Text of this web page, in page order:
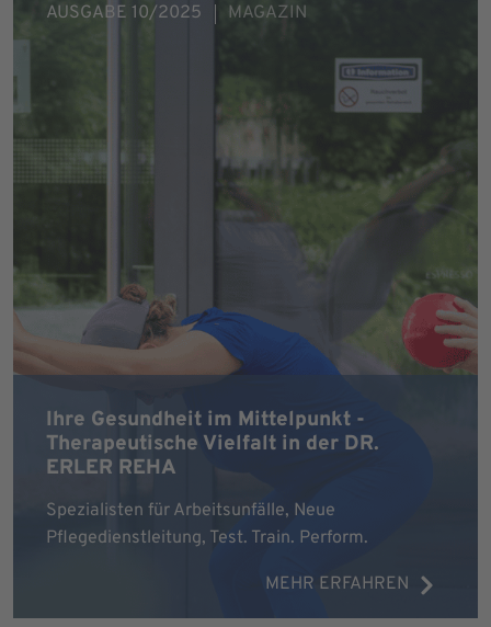
Ihre Gesundheit im Mittelpunkt -
Therapeutische Vielfalt in der DR.
ERLER REHA
Spezialisten für Arbeitsunfälle, Neue
Pflegedienstleitung, Test. Train. Perform.
MEHR ERFAHREN
AUSGABE 10/2025 MAGAZIN